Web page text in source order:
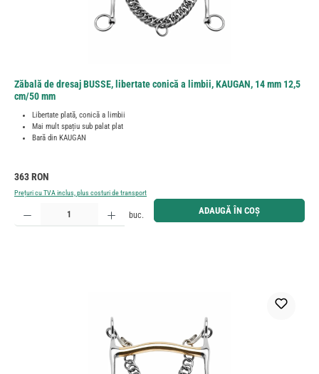
Zăbală de dresaj BUSSE, libertate conică a limbii, KAUGAN, 14 mm 12,5
cm/50 mm
Libertate plată, conică a limbii
Mai mult spațiu sub palat plat
Bară din KAUGAN
Preț obișnuit:
363 RON
Prețuri cu TVA inclus, plus costuri de transport
Cantitate produs: Introduceți cantitatea dorită sau utilizați butoanele pentru a mări sau micșora
buc. ADAUGĂ ÎN COȘ